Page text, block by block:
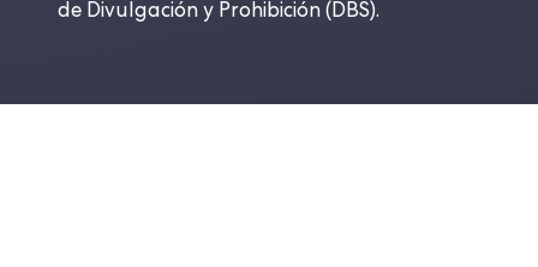
de Divulgación y Prohibición (DBS).